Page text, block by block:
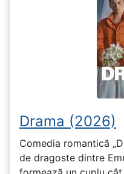
Drama (2026)
Comedia romantică
de dragoste dintre